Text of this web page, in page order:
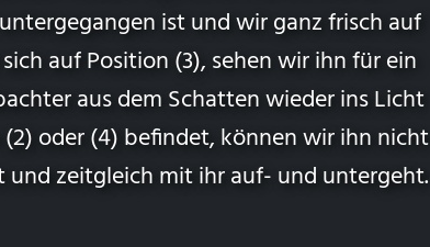
ist und wir ganz frisch auf
auf Position (3), sehen wir ihn für ein
aus dem Schatten wieder ins Licht
oder (4) befindet, können wir ihn nicht
zeitgleich mit ihr auf- und untergeht.